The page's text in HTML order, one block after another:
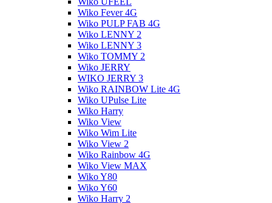
Wiko Fever 4G
Wiko PULP FAB 4G
Wiko LENNY 2
Wiko LENNY 3
Wiko TOMMY 2
Wiko JERRY
WIKO JERRY 3
Wiko RAINBOW Lite 4G
Wiko UPulse Lite
Wiko Harry
Wiko View
Wiko Wim Lite
Wiko View 2
Wiko Rainbow 4G
Wiko View MAX
Wiko Y80
Wiko Y60
Wiko Harry 2